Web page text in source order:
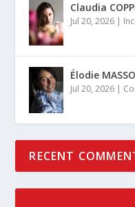
Claudia
Jul 20, 2026
Élodie
Jul 20, 2026
RECENT